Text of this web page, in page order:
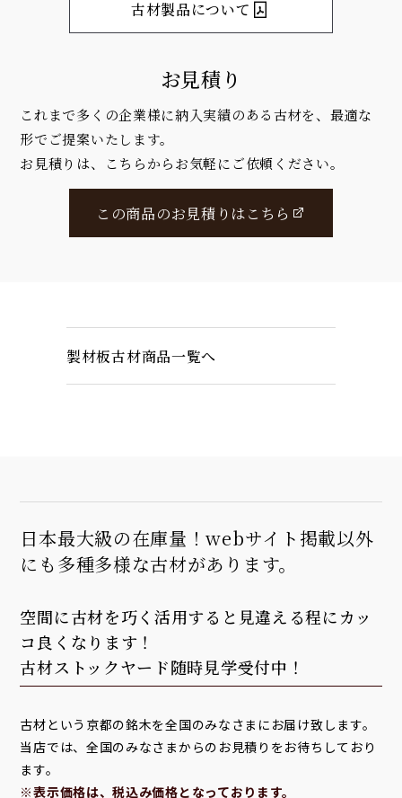
古材製品について
お見積り
これまで多くの企業様に納入実績のある古材を、最適な
形でご提案いたします。
お見積りは、こちらからお気軽にご依頼ください。
この商品のお見積りはこちら
製材板古材商品一覧へ
日本最大級の在庫量！webサイト掲載以外
にも多種多様な古材があります。
空間に古材を巧く活用すると見違える程にカッ
コ良くなります！
古材ストックヤード随時見学受付中！
古材という京都の銘木を全国のみなさまにお届け致します。
当店では、全国のみなさまからのお見積りをお待ちしており
ます。
※表示価格は、税込み価格となっております。